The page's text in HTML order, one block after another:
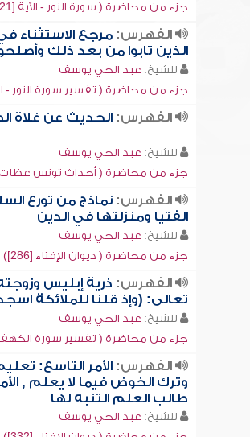
جزء من محاضرة ( سورة النور - الآية [21])
الفهرس:مرجع الاستثناء
الذين تابوا من بعد ذلك
للشيخ: عبد الحي يوسف
جزء من محاضرة ( تفسير سورة النور - الآيات [4-
الفهرس:الحديث عن غلاة
للشيخ: عبد الحي يوسف
جزء من محاضرة ( أحداث تونس
الفهرس:نماذج من تورع
الفتيا ومنزلتها في الدين
للشيخ: عبد الحي يوسف
جزء من محاضرة ( ديوان الإفتاء [286])
الفهرس: ذرية إبليس
تعالى: (وإذ قلنا للملائكة
للشيخ: عبد الحي يوسف
جزء من محاضرة ( تفسير سورة الكهف -
الفهرس:الأمر التاسع:
وترك الخوض فيما لا يعلم ,
طالب العلم التنبه لها
للشيخ: عبد الحي يوسف